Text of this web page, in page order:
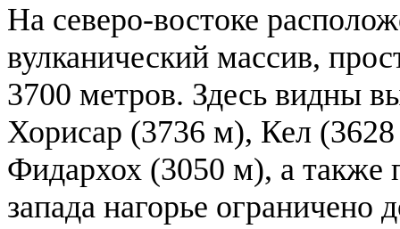
На северо-востоке
вулканический массив,
3700 метров. Здесь видны
Хорисар (3736 м), Кел
Фидархох (3050 м), а также
запада нагорье ограничено